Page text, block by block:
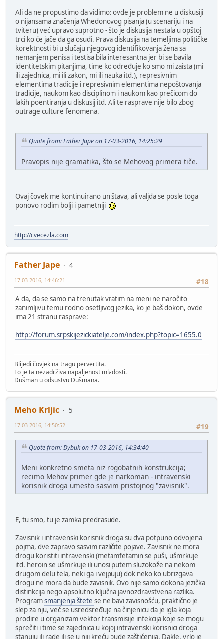
Ali da ne propustimo da vidimo: ovde je problem ne u diskusiji
o nijansama značenja Whedonovog pisanja (u scenariju i na
tviteru) već upravo suprotno - što je diskusija nestala u opštoj
trci ko će jače da ga osudi. Prava diskusija na temeljima političke
korektnosti bi u slučaju njegovog identifikovanja žena sa
nemanjem penisa i testisa bila interesantna jer bi se bavila
identitetskim pitanjima, time ko određuje ko smo mi zaista (mi
ili zajednica, mi ili zakon, mi ili nauka itd.), represivnim
elementima tradicije i represivnim elementima nepoštovanja
tradicije, naukom kao disciplinom i naukom kao prečicom do
lakih poentiranja u diskusij itd. Ali te rasprave nije bilo zbog
outrage culture fenomena.
Quote from: Father Jape on 17-03-2016, 14:25:29
Pravopis nije gramatika, što se Mehovog primera tiče.
Ovaj čovek me kontinuirano uništava, ali valjda se posle toga
ponovo rodim bolji i pametniji
http://cvecezla.com
Father Jape
4
#18
17-03-2016, 14:46:21
A da, da se samo na trenutak vratim na meni ne naročito
zanimljivu temu rodno osetljivog jezika, ko je baš dokon, ovde
ima 21 stranu rasprave:
http://forum.srpskijezickiatelje.com/index.php?topic=1655.0
Blijedi čovjek na tragu pervertita.
To je ta nezadrživa napaljenost mladosti.
Dušman u odsustvu Dušmana.
Meho Krljic
5
#19
17-03-2016, 14:50:52
Quote from: Dybuk on 17-03-2016, 14:34:40
Meni konkretno smeta niz rogobatnih konstrukcija;
recimo Mehov primer gde je narkoman - intravenski
korisnik droga umesto sasvim pristojnog "zavisnik".
E, tu smo, tu je zamka predrasude.
Zavisnik i intravenski korisnik droga su dva potpuno odvojena
pojma, dve zapravo sasvim različite pojave. Zavisnik ne mora
drogu koristiti intravenski (metamfetamin se puši, ušmrkuje
itd. heroin se ušmrkuje ili unosi putem sluzokože na nekom
drugom delu tela, neki ga i vejpuju) dok neko ko ubrizgava
drogu ne mora da bude zavisnik. Ovo nije samo dokona jezička
distinkcija nego apsolutno ključna javnozdravstvena razlika.
Programsmanjenja štete se ne bavi zavisnošću, praktično je
slep za nju, već se usredsređuje na činjenicu da je igla koja
prodire u organizam vektor transmisije infekcija koje se mogu
sprečiti i time se zajednica u kojoj intravenski korisnici droga
stanuju ili rade ili se u njij kreću bude zaštićenija. Dakle, vrlo je